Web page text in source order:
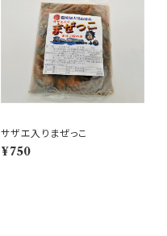
サザエ入りまぜっこ
¥750